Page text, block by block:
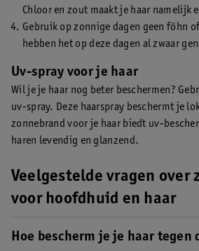
Chloor en zout maakt je haar namelijk
Gebruik op zonnige dagen geen föhn
hebben het op deze dagen al zwaar
Uv-spray voor je haar
Wil je je haar nog beter beschermen?
uv-spray. Deze haarspray beschermt je
zonnebrand voor je haar biedt uv-
haren levendig en glanzend.
Veelgestelde vragen over
voor hoofdhuid en haar
Hoe bescherm je je haar tegen